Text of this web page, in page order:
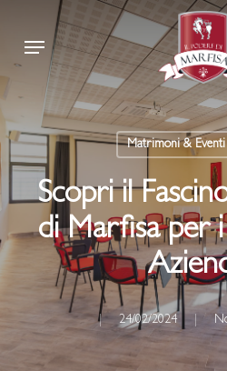
content
Menu
Matrimoni & Eventi
Scopri il
di Marfisa per
24/02/2024